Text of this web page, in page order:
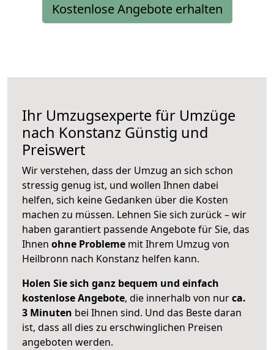
Kostenlose Angebote erhalten
Ihr Umzugsexperte für Umzüge
nach Konstanz Günstig und
Preiswert
Wir verstehen, dass der Umzug an sich schon
stressig genug ist, und wollen Ihnen dabei
helfen, sich keine Gedanken über die Kosten
machen zu müssen. Lehnen Sie sich zurück – wir
haben garantiert passende Angebote für Sie, das
Ihnen ohne Probleme mit Ihrem Umzug von
Heilbronn nach Konstanz helfen kann.
Holen Sie sich ganz bequem und einfach
kostenlose Angebote, die innerhalb von nurca.
3 Minuten bei Ihnen sind. Und das Beste daran
ist, dass all dies zu erschwinglichen Preisen
angeboten werden.